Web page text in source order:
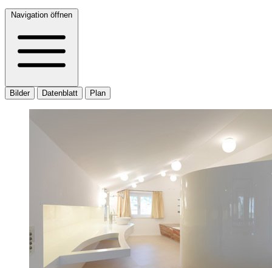
Navigation öffnen
Bilder Datenblatt Plan